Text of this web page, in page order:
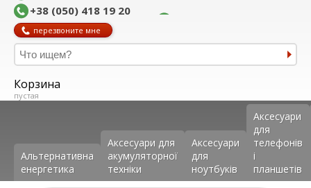
+38 (050) 418 19 20
перезвоните мне
Корзина
пустая
Альтернативна
енергетика
Аксесуари для
акумуляторної
техніки
Аксесуари
для
ноутбуків
Аксеcуари
для
телефонів
і
планшетів